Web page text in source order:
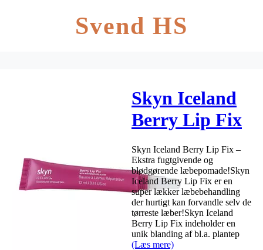
Svend HS
Skyn Iceland
Berry Lip Fix
– 12 ml.
Skyn Iceland Berry Lip Fix –
Ekstra fugtgivende og
blødgørende læbepomade!Skyn
Iceland Berry Lip Fix er en
super lækker læbebehandling
der hurtigt kan forvandle selv de
tørreste læber!Skyn Iceland
Berry Lip Fix indeholder en
unik blanding af bl.a. plantep
(Læs mere)